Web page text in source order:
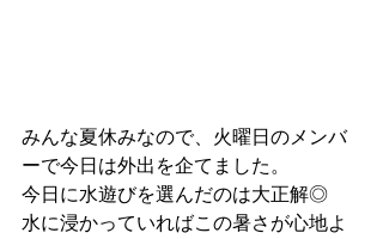
みんな夏休みなので、火曜日のメンバ
ーで今日は外出を企てました。
今日に水遊びを選んだのは大正解◎
水に浸かっていればこの暑さが心地よ